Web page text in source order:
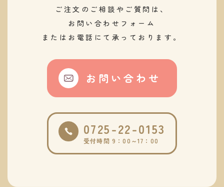
ご注文のご相談やご質問は、
お問い合わせフォーム
またはお電話にて承っております。
お問い合わせ
0725-22-0153
受付時間 9：00～17：00